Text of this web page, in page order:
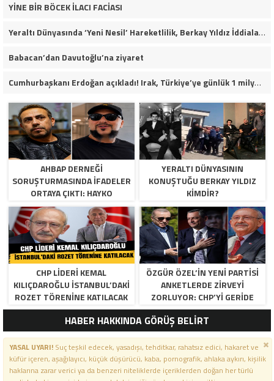
YİNE BİR BÖCEK İLACI FACİASI
Yeraltı Dünyasında ‘Yeni Nesil’ Hareketlilik, Berkay Yıldız İddiaları Soruşturma Dosyalarına Yansıdı!
Babacan’dan Davutoğlu’na ziyaret
Cumhurbaşkanı Erdoğan açıkladı! Irak, Türkiye’ye günlük 1 milyon varil petrol verecek
AHBAP DERNEĞI
SORUŞTURMASINDA İFADELER
ORTAYA ÇIKTI: HAYKO
CEPKIN’DEN DIKKAT ÇEKEN
AÇIKLAMALAR
YERALTI DÜNYASININ
KONUŞTUĞU BERKAY YILDIZ
KIMDIR?
CHP LIDERI KEMAL
KILIÇDAROĞLU İSTANBUL’DAKI
ROZET TÖRENINE KATILACAK
ÖZGÜR ÖZEL’IN YENI PARTISI
ANKETLERDE ZIRVEYI
ZORLUYOR: CHP’YI GERIDE
BIRAKTI
HABER HAKKINDA GÖRÜŞ BELİRT
YASAL UYARI!Suç teşkil edecek, yasadışı, tehditkar, rahatsız edici, hakaret ve
küfür içeren, aşağılayıcı, küçük düşürücü, kaba, pornografik, ahlaka aykırı, kişilik
haklarına zarar verici ya da benzeri niteliklerde içeriklerden doğan her türlü